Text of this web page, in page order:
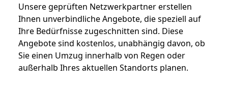
Unsere geprüften Netzwerkpartner erstellen
Ihnen unverbindliche Angebote, die speziell auf
Ihre Bedürfnisse zugeschnitten sind. Diese
Angebote sind kostenlos, unabhängig davon, ob
Sie einen Umzug innerhalb von Regen oder
außerhalb Ihres aktuellen Standorts planen.